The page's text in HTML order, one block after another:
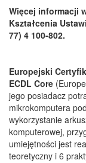
Więcej informacji
Kształcenia
77) 4 100-802.
Europejski
ECDL Core
jego posiadacz
mikrokomputera
wykorzystanie
komputerowej,
umiejętności jest
teoretyczny i 6